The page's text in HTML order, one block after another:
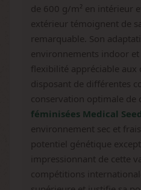
de 600 g/m² en intérieur
extérieur témoignent de
remarquable. Son
environnements indoor
flexibilité appréciable aux
disposant de différentes
conservation optimale de
féminisées Medical
environnement sec et
potentiel génétique
impressionnant de cette
compétitions